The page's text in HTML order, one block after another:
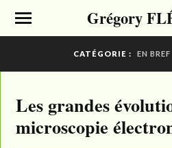
Grégory
CATÉGORIE : EN BREF
Les grandes
microscopie